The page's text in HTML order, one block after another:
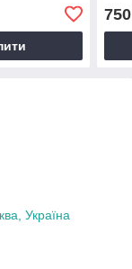
750
Україна